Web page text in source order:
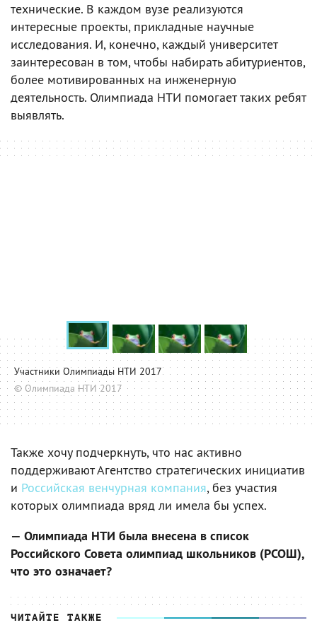
технические. В каждом вузе реализуются
интересные проекты, прикладные научные
исследования. И, конечно, каждый университет
заинтересован в том, чтобы набирать абитуриентов,
более мотивированных на инженерную
деятельность. Олимпиада НТИ помогает таких ребят
выявлять.
Участники Олимпиады НТИ 2017
© Олимпиада НТИ 2017
Также хочу подчеркнуть, что нас активно
поддерживают Агентство стратегических инициатив
и Российская венчурная компания, без участия
которых олимпиада вряд ли имела бы успех.
— Олимпиада НТИ была внесена в список
Российского Совета олимпиад школьников (РСОШ),
что это означает?
ЧИТАЙТЕ ТАКЖЕ